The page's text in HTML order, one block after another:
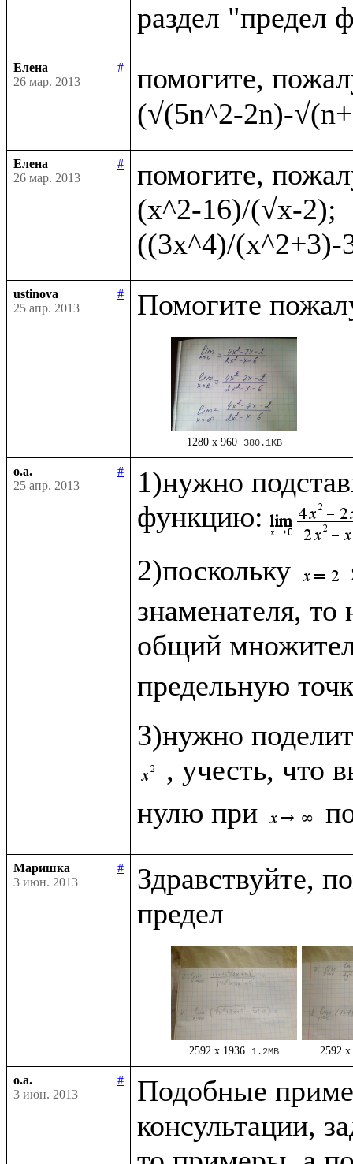
Елена
#
26 мар. 2013
помогите,
Елена
#
26 мар. 2013
помогите,
(x^2-16)/(√x-2);
ustinova
#
25 апр. 2013
1280 x 960 380.1KB
o.a.
#
25 апр. 2013
1)нужно
функцию:
2)поскольку
знаменателя,
общий
предельную
3)нужно
, учесть, что
нулю при
Маришка
#
3 июн. 2013
Здравствуйте,
2592 x 1936 1.2MB 2592 x
o.a.
#
3 июн. 2013
Подобные
консультации,